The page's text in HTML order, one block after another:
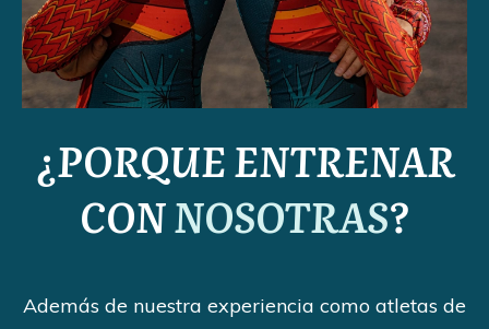
¿PORQUE ENTRENAR
CONNOSOTRAS?
Además de nuestra experiencia como atletas de